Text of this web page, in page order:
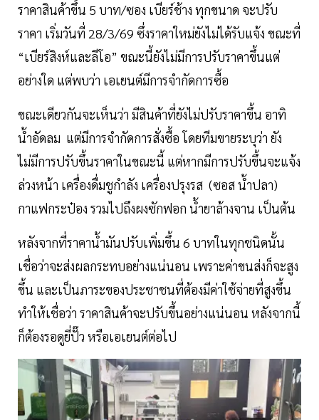
ราคาสินค้าขึ้น 5 บาท/ซอง เบียร์ช้าง ทุกขนาด จะปรับ
ราคา เริ่มวันที่ 28/3/69 ซึ่งราคาใหม่ยังไม่ได้รับแจ้ง ขณะที่
“เบียร์สิงห์และลีโอ” ขณะนี้ยังไม่มีการปรับราคาขึ้นแต่
อย่างใด แต่พบว่า เอเยนต์มีการจำกัดการซื้อ
ขณะเดียวกันจะเห็นว่า มีสินค้าที่ยังไม่ปรับราคาขึ้น อาทิ
น้ำอัดลม แต่มีการจำกัดการสั่งซื้อ โดยทีมขายระบุว่า ยัง
ไม่มีการปรับขึ้นราคาในขณะนี้ แต่หากมีการปรับขึ้นจะแจ้ง
ล่วงหน้า เครื่องดื่มชูกำลัง เครื่องปรุงรส (ซอส น้ำปลา)
กาแฟกระป๋อง รวมไปถึงผงซักฟอก น้ำยาล้างจาน เป็นต้น
หลังจากที่ราคาน้ำมันปรับเพิ่มขึ้น 6 บาทในทุกชนิดนั้น
เชื่อว่าจะส่งผลกระทบอย่างแน่นอน เพราะค่าขนส่งก็จะสูง
ขึ้น และเป็นภาระของประชาชนที่ต้องมีค่าใช้จ่ายที่สูงขึ้น
ทำให้เชื่อว่า ราคาสินค้าจะปรับขึ้นอย่างแน่นอน หลังจากนี้
ก็ต้องรอดูยี่ปั๊ว หรือเอเยนต์ต่อไป